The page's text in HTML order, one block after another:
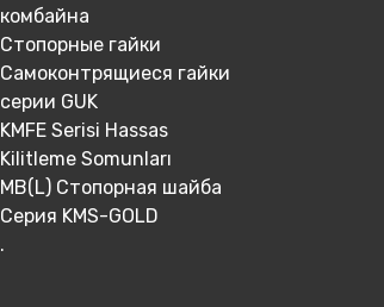
комбайна
Стопорные гайки
Самоконтрящиеся гайки
серии GUK
KMFE Serisi Hassas
Kilitleme Somunları
MB(L) Стопорная шайба
Серия KMS-GOLD
.